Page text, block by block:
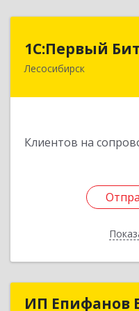
1С:Первый
Лесосибирск
Клиентов на
662544,
ИП Епифанов